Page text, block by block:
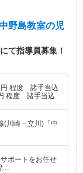
野島教室の児
て指導員募集！
程度 諸手当込
程度 諸手当込
(川崎－立川)「中
ポートをお任せ
…